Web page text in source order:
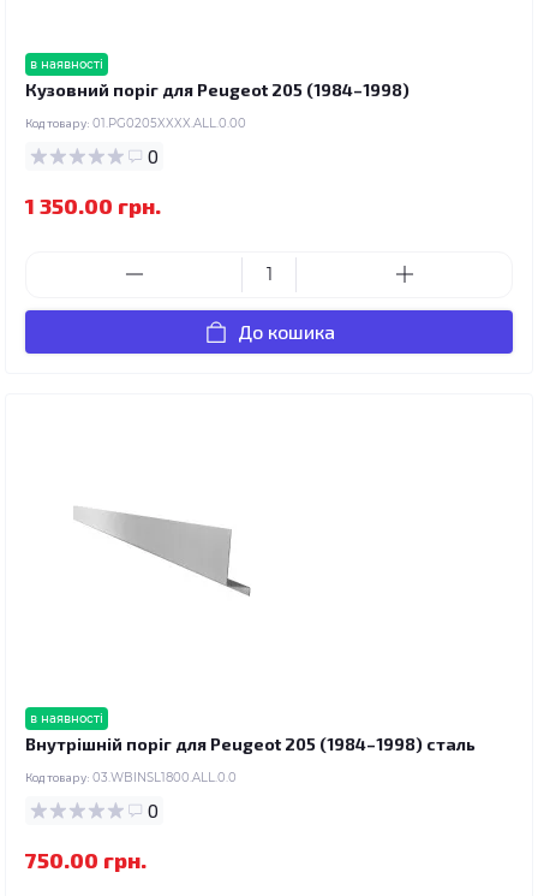
в наявності
Кузовний поріг для Peugeot 205 (1984–1998)
Код товару: 01.PG0205XXXX.ALL.0.00
0
1 350.00 грн.
До кошика
в наявності
Внутрішній поріг для Peugeot 205 (1984–1998) сталь
Код товару: 03.WBINSL1800.ALL.0.0
0
750.00 грн.